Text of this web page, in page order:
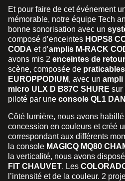
Et pour faire de cet événement
mémorable, notre équipe Tech
bonne sonorisation avec un
composé d’enceintes HOPS8
CODA et d’amplis M-RACK
avons mis 2 enceintes de
scène, composée de
EUROPPODIUM, avec un ampli
micro ULX D B87C SHURE sur
piloté par une console QL1
Côté lumière, nous avons habillé
concession en couleurs et créé
correspondant aux différents
la console MAGICQ MQ80
la verticalité, nous avons
FIT CHAUVET. Les
l’intensité et de la couleur. 2